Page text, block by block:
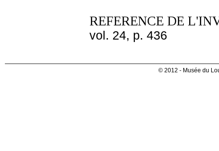
REFERENCE DE
vol. 24, p. 436
© 2012 - Musée du